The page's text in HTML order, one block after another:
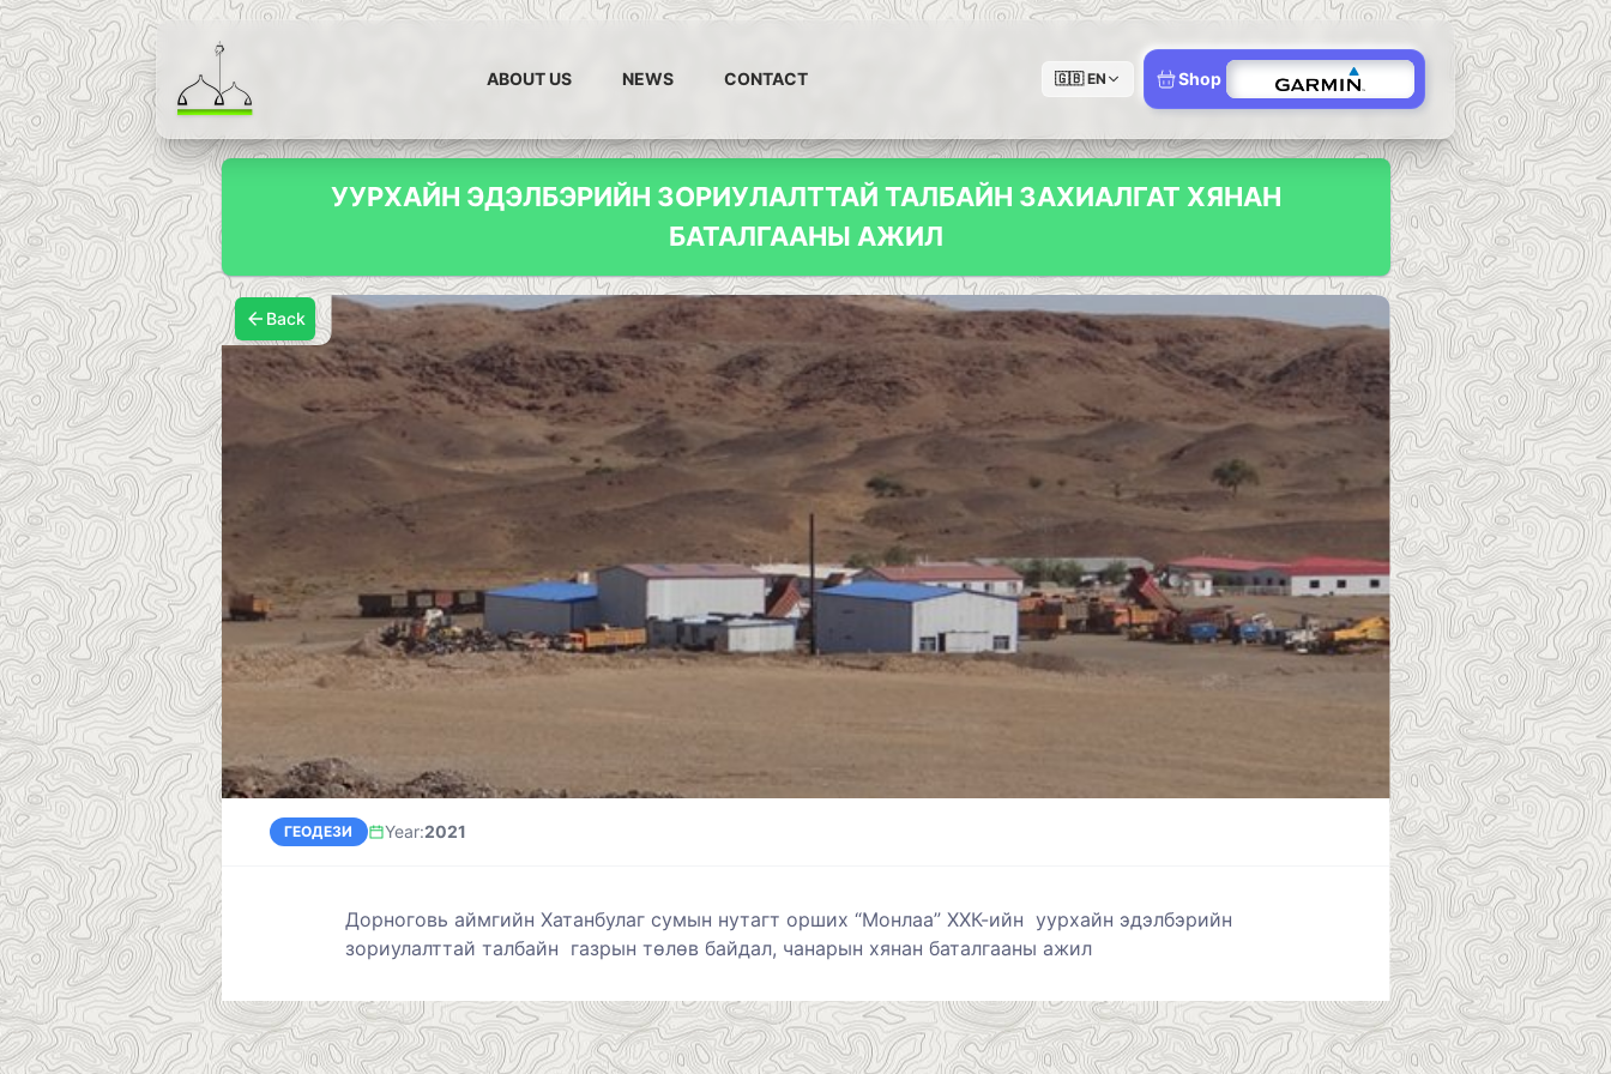
ABOUT US NEWS CONTACT 🇬🇧 EN Shop
УУРХАЙН ЭДЭЛБЭРИЙН ЗОРИУЛАЛТТАЙ ТАЛБАЙН ЗАХИАЛГАТ ХЯНАН
БАТАЛГААНЫ АЖИЛ
Back
ГЕОДЕЗИ Year:2021
Дорноговь аймгийн Хатанбулаг сумын нутагт орших “Монлаа” ХХК-ийн уурхайн эдэлбэрийн
зориулалттай талбайн газрын төлөв байдал, чанарын хянан баталгааны ажил